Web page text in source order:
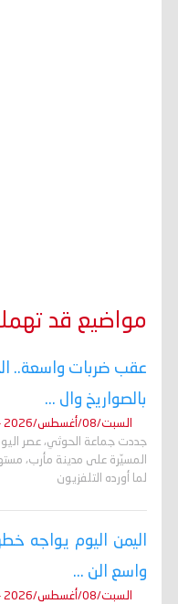
مواضيع قد
عقب ضربات واسعة..
بالصواريخ وال ...
السبت/08/أغسطس/2026 - 05:59 م
جددت جماعة الحوثي، عصر
المسيّرة على مدينة مأرب،
لما أورده التلفزيون
اليمن اليوم يواجه
واسع الن ...
السبت/08/أغسطس/2026 - 12:10 ص